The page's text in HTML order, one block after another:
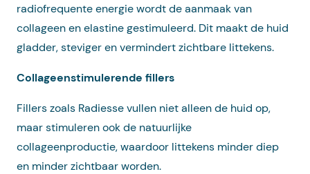
radiofrequente energie wordt de aanmaak van
collageen en elastine gestimuleerd. Dit maakt de huid
gladder, steviger en vermindert zichtbare littekens.
Collageenstimulerende fillers
Fillers zoals Radiesse vullen niet alleen de huid op,
maar stimuleren ook de natuurlijke
collageenproductie, waardoor littekens minder diep
en minder zichtbaar worden.